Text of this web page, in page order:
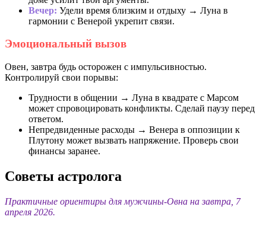
Вечер: Удели время близким и отдыху → Луна в
гармонии с Венерой укрепит связи.
Эмоциональный вызов
Овен, завтра будь осторожен с импульсивностью.
Контролируй свои порывы:
Трудности в общении → Луна в квадрате с Марсом
может спровоцировать конфликты. Сделай паузу перед
ответом.
Непредвиденные расходы → Венера в оппозиции к
Плутону может вызвать напряжение. Проверь свои
финансы заранее.
Советы астролога
Практичные ориентиры для мужчины-Овна на завтра, 7
апреля 2026.